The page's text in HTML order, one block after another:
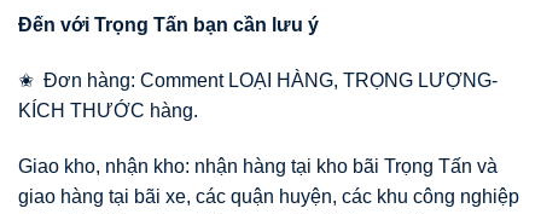
Đến với Trọng Tấn bạn cần lưu ý
✬ Đơn hàng: Comment LOẠI HÀNG, TRỌNG LƯỢNG-
KÍCH THƯỚC hàng.
Giao kho, nhận kho: nhận hàng tại kho bãi Trọng Tấn và
giao hàng tại bãi xe, các quận huyện, các khu công nghiệp